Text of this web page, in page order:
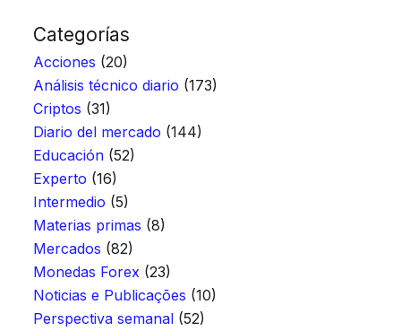
Categorías
Acciones (20)
Análisis técnico diario (173)
Criptos (31)
Diario del mercado (144)
Educación (52)
Experto (16)
Intermedio (5)
Materias primas (8)
Mercados (82)
Monedas Forex (23)
Noticias e Publicações (10)
Perspectiva semanal (52)